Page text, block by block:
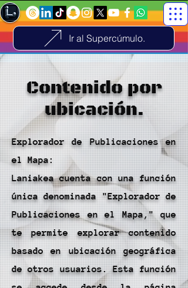
Ir al Supercúmulo.
Contenido por
ubicación.
Explorador de Publicaciones en
el Mapa:
Laniakea cuenta con una función
única denominada "Explorador de
Publicaciones en el Mapa," que
te permite explorar contenido
basado en ubicación geográfica
de otros usuarios. Esta función